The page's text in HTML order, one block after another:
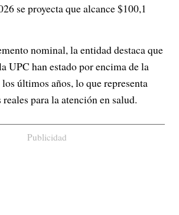
se proyecta que alcance $100,1
nominal, la entidad destaca que
UPC han estado por encima de la
últimos años, lo que representa
para la atención en salud.
Publicidad